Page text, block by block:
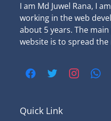
I am Md Juwel Rana, I
working in the web
about 5 years. The
website is to spread the
Quick Link